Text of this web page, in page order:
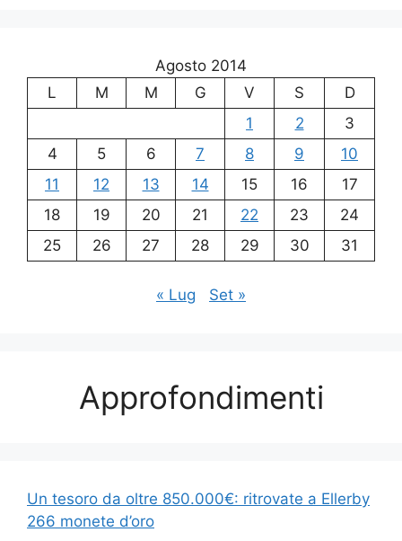
Agosto 2014
L
M M G V S
D
1
2
3
4
5 6 7 8 9
10
11
12 13 14 15 16
17
18
19 20 21 22 23
24
25
26 27 28 29 30 31
« Lug Set »
Approfondimenti
Un tesoro da oltre 850.000€: ritrovate a Ellerby
266 monete d’oro